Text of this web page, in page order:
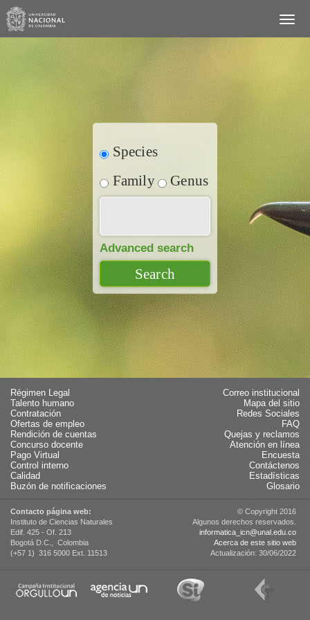
Species
Family
Genus
Advanced search
Régimen Legal
Talento humano
Contratación
Ofertas de empleo
Rendición de cuentas
Concurso docente
Pago Virtual
Control interno
Calidad
Buzón de notificaciones
Correo institucional
Mapa del sitio
Redes Sociales
FAQ
Quejas y reclamos
Atención en línea
Encuesta
Contáctenos
Estadísticas
Glosario
Contacto página web:
Instituto de Ciencias Naturales
Edif. 425 - Of. 213
Bogotá D.C., Colombia
(+57 1) 316 5000 Ext. 11513
© Copyright 2016
Algunos derechos reservados.
informatica_icn@unal.edu.co
Acerca de este sitio web
Actualización: 30/06/2022